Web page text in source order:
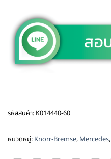
รหัสสินค้า: K014440-60
หมวดหมู่: Knorr-Bremse, Mercedes,